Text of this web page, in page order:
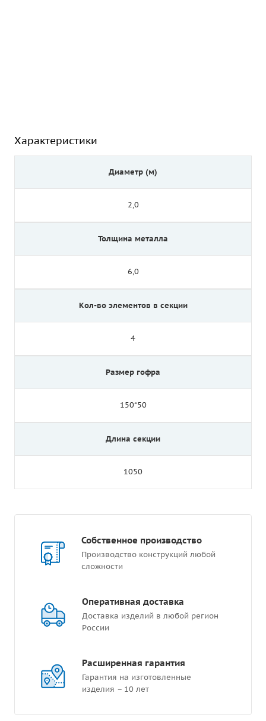
Характеристики
Диаметр (м)
2,0
Толщина металла
6,0
Кол-во элементов в секции
4
Размер гофра
150*50
Длина секции
1050
Собственное производство
Производство конструкций любой
сложности
Оперативная доставка
Доставка изделий в любой регион
России
Расширенная гарантия
Гарантия на изготовленные
изделия – 10 лет